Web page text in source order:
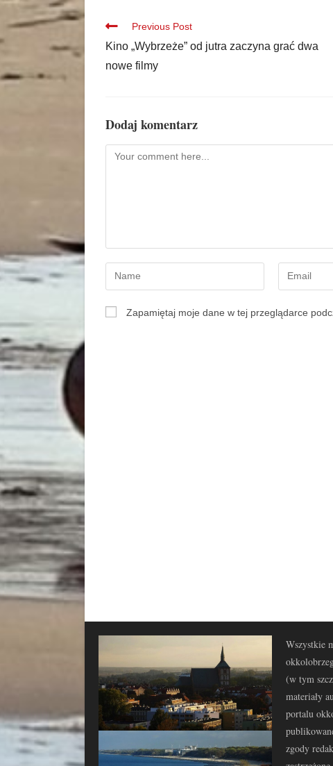
Previous Post
Kino „Wybrzeże” od jutra zaczyna grać dwa
nowe filmy
Dodaj komentarz
Zapamiętaj moje dane w tej przeglądarce
Wszystkie
(w tym
materiały
portalu
zgody